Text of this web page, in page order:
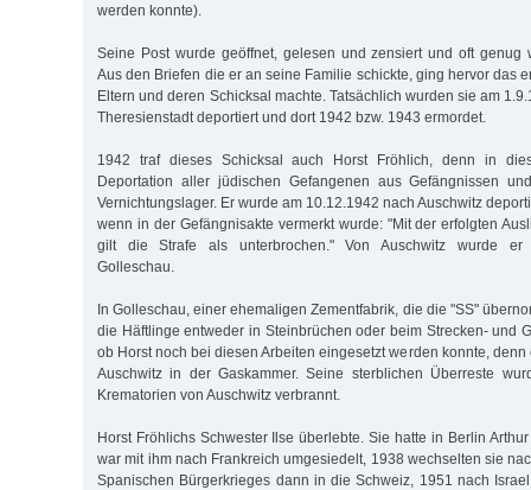
werden konnte).
Seine Post wurde geöffnet, gelesen und zensiert und oft genug
Aus den Briefen die er an seine Familie schickte, ging hervor das
Eltern und deren Schicksal machte. Tatsächlich wurden sie am
Theresienstadt deportiert und dort 1942 bzw. 1943 ermordet.
1942 traf dieses Schicksal auch Horst Fröhlich, denn in
Deportation aller jüdischen Gefangenen aus Gefängnissen
Vernichtungslager. Er wurde am 10.12.1942 nach Auschwitz
wenn in der Gefängnisakte vermerkt wurde: "Mit der erfolgten
gilt die Strafe als unterbrochen." Von Auschwitz wurde er
Golleschau.
In Golleschau, einer ehemaligen Zementfabrik, die die "SS"
die Häftlinge entweder in Steinbrüchen oder beim Strecken- und
ob Horst noch bei diesen Arbeiten eingesetzt werden konnte, denn
Auschwitz in der Gaskammer. Seine sterblichen Überreste
Krematorien von Auschwitz verbrannt.
Horst Fröhlichs Schwester Ilse überlebte. Sie hatte in Berlin
war mit ihm nach Frankreich umgesiedelt, 1938 wechselten sie
Spanischen Bürgerkrieges dann in die Schweiz, 1951 nach